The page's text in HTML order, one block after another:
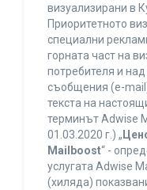
визуализирани в
Приоритетното
специални
горната част на
потребителя и
съобщения (e-
текста на
терминът Adwise
01.03.2020 г.) „
Mailboost“ -
услугата Adwise
(хиляда)